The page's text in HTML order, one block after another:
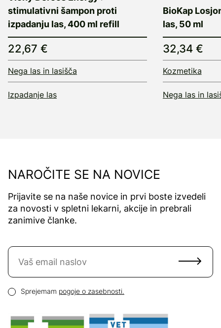
stimulativni šampon proti
izpadanju las, 400 ml refill
22,67 €
Nega las in lasišča
Izpadanje las
BioKap
las, 50 ml
32,34 €
Kozmetika
Nega las in
NAROČITE SE NA NOVICE
Prijavite se na naše novice in prvi boste izvedeli
za novosti v spletni lekarni, akcije in prebrali
zanimive članke.
Naročite se na novice
Pogoji zasebnosti
Sprejemam pogoje o zasebnosti.